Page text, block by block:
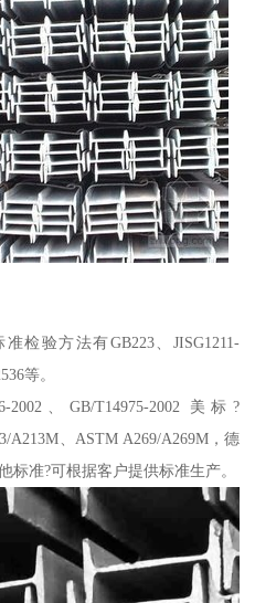
检验方法有GB223、JISG1211-
等。
2002、GB/T14975-2002 美标?
A213M、ASTM A269/A269M，德
标准?可根据客户提供标准生产。